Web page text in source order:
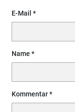
E-Mail
Name
Kommentar